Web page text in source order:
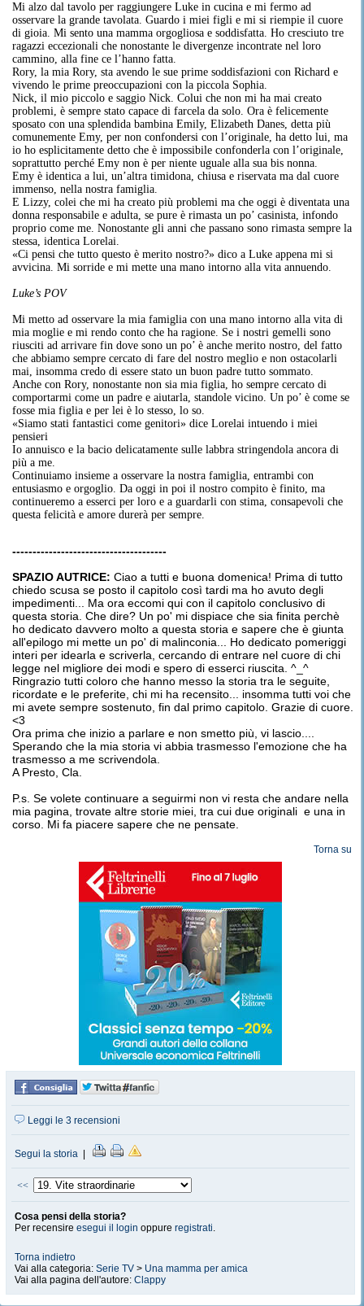
Mi alzo dal tavolo per raggiungere Luke in cucina e mi fermo ad
osservare la grande tavolata. Guardo i miei figli e mi si riempie il cuore
di gioia. Mi sento una mamma orgogliosa e soddisfatta. Ho cresciuto tre
ragazzi eccezionali che nonostante le divergenze incontrate nel loro
cammino, alla fine ce l’hanno fatta.
Rory, la mia Rory, sta avendo le sue prime soddisfazioni con Richard e
vivendo le prime preoccupazioni con la piccola Sophia.
Nick, il mio piccolo e saggio Nick. Colui che non mi ha mai creato
problemi, è sempre stato capace di farcela da solo. Ora è felicemente
sposato con una splendida bambina Emily, Elizabeth Danes, detta più
comunemente Emy, per non confondersi con l’originale, ha detto lui, ma
io ho esplicitamente detto che è impossibile confonderla con l’originale,
soprattutto perché Emy non è per niente uguale alla sua bis nonna.
Emy è identica a lui, un’altra timidona, chiusa e riservata ma dal cuore
immenso, nella nostra famiglia.
E Lizzy, colei che mi ha creato più problemi ma che oggi è diventata una
donna responsabile e adulta, se pure è rimasta un po’ casinista, infondo
proprio come me. Nonostante gli anni che passano sono rimasta sempre la
stessa, identica Lorelai.
«Ci pensi che tutto questo è merito nostro?» dico a Luke appena mi si
avvicina. Mi sorride e mi mette una mano intorno alla vita annuendo.
Luke’s POV
Mi metto ad osservare la mia famiglia con una mano intorno alla vita di
mia moglie e mi rendo conto che ha ragione. Se i nostri gemelli sono
riusciti ad arrivare fin dove sono un po’ è anche merito nostro, del fatto
che abbiamo sempre cercato di fare del nostro meglio e non ostacolarli
mai, insomma credo di essere stato un buon padre tutto sommato.
Anche con Rory, nonostante non sia mia figlia, ho sempre cercato di
comportarmi come un padre e aiutarla, standole vicino. Un po’ è come se
fosse mia figlia e per lei è lo stesso, lo so.
«Siamo stati fantastici come genitori» dice Lorelai intuendo i miei
pensieri
Io annuisco e la bacio delicatamente sulle labbra stringendola ancora di
più a me.
Continuiamo insieme a osservare la nostra famiglia, entrambi con
entusiasmo e orgoglio. Da oggi in poi il nostro compito è finito, ma
continueremo a esserci per loro e a guardarli con stima, consapevoli che
questa felicità e amore durerà per sempre.
--------------------------------------
SPAZIO AUTRICE: Ciao a tutti e buona domenica! Prima di tutto
chiedo scusa se posto il capitolo così tardi ma ho avuto degli
impedimenti... Ma ora eccomi qui con il capitolo conclusivo di
questa storia. Che dire? Un po' mi dispiace che sia finita perchè
ho dedicato davvero molto a questa storia e sapere che è giunta
all'epilogo mi mette un po' di malinconia... Ho dedicato pomeriggi
interi per idearla e scriverla, cercando di entrare nel cuore di chi
legge nel migliore dei modi e spero di esserci riuscita. ^_^
Ringrazio tutti coloro che hanno messo la storia tra le seguite,
ricordate e le preferite, chi mi ha recensito... insomma tutti voi che
mi avete sempre sostenuto, fin dal primo capitolo. Grazie di cuore.
<3
Ora prima che inizio a parlare e non smetto più, vi lascio....
Sperando che la mia storia vi abbia trasmesso l'emozione che ha
trasmesso a me scrivendola.
A Presto, Cla.
P.s. Se volete continuare a seguirmi non vi resta che andare nella
mia pagina, trovate altre storie miei, tra cui due originali e una in
corso. Mi fa piacere sapere che ne pensate.
Torna su
Leggi le 3 recensioni
Segui la storia
<<
Cosa pensi della storia?
Per recensire esegui il login oppure registrati.
Torna indietro
Vai alla categoria: Serie TV > Una mamma per amica
Vai alla pagina dell'autore: Clappy